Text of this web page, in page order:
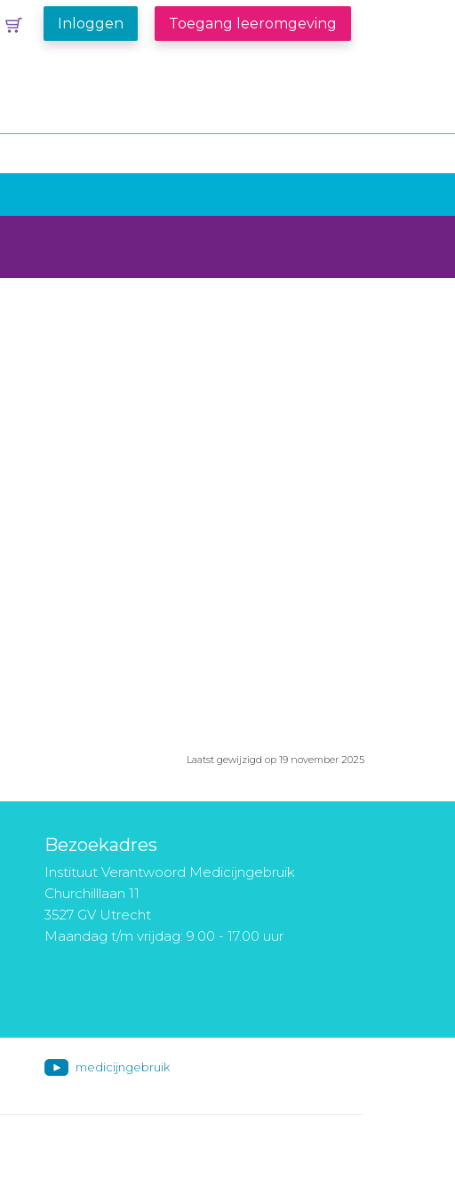
Inloggen Toegang leeromgeving
Laatst gewijzigd op 19 november 2025
Bezoekadres
Instituut Verantwoord Medicijngebruik
Churchilllaan 11
3527 GV Utrecht
Maandag t/m vrijdag: 9.00 - 17.00 uur
medicijngebruik